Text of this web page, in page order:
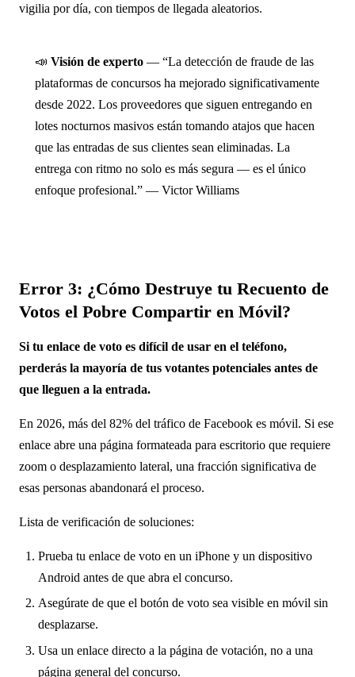
vigilia por día, con tiempos de llegada aleatorios.
📣 Visión de experto — “La detección de fraude de las
plataformas de concursos ha mejorado significativamente
desde 2022. Los proveedores que siguen entregando en
lotes nocturnos masivos están tomando atajos que hacen
que las entradas de sus clientes sean eliminadas. La
entrega con ritmo no solo es más segura — es el único
enfoque profesional.” — Victor Williams
Error 3: ¿Cómo Destruye tu Recuento de
Votos el Pobre Compartir en Móvil?
Si tu enlace de voto es difícil de usar en el teléfono,
perderás la mayoría de tus votantes potenciales antes de
que lleguen a la entrada.
En 2026, más del 82% del tráfico de Facebook es móvil. Si ese
enlace abre una página formateada para escritorio que requiere
zoom o desplazamiento lateral, una fracción significativa de
esas personas abandonará el proceso.
Lista de verificación de soluciones:
Prueba tu enlace de voto en un iPhone y un dispositivo
Android antes de que abra el concurso.
Asegúrate de que el botón de voto sea visible en móvil sin
desplazarse.
Usa un enlace directo a la página de votación, no a una
página general del concurso.